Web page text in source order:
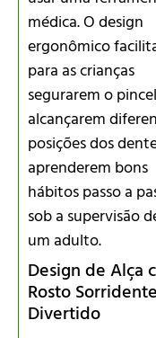
médica. O design
ergonômico
para as crianças
segurarem o
alcançarem
posições dos
aprenderem bons
hábitos passo a
sob a supervisão
um adulto.
Design de Alça
Rosto Sorridente
Divertido